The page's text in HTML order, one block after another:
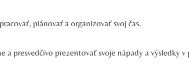
plánovať a organizovať svoj čas.
a presvedčivo prezentovať svoje nápady a výsledky